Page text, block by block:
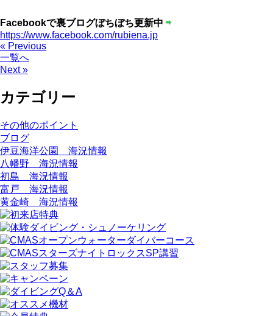
Facebookで裏ブログぼちぼち更新中
https://www.facebook.com/rubiena.jp
« Previous
一覧へ
Next »
カテゴリー
その他のポイント
ブログ
伊豆海洋公園 海況情報
八幡野 海況情報
初島 海況情報
富戸 海況情報
黄金崎 海況情報